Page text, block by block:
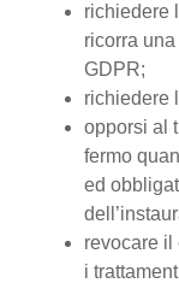
richiedere
ricorra
GDPR;
richiedere
opporsi al
fermo
ed
revocare il
i